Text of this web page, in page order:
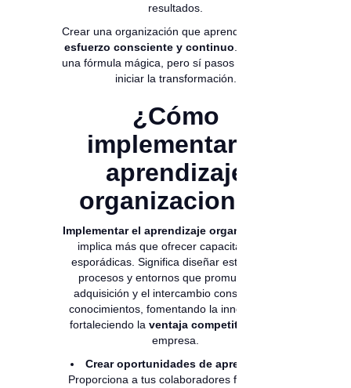
resultados.
Crear una organización que aprende requiere
esfuerzo consciente y continuo
una fórmula mágica, pero sí pasos clave para
iniciar la transformación.
¿Cómo
implementar el
aprendizaje
organizacional?
Implementar el aprendizaje organizacional
implica más que ofrecer capacitaciones
esporádicas. Significa diseñar estrategias,
procesos y entornos que promuevan la
adquisición y el intercambio constante de
conocimientos, fomentando la innovación y
fortaleciendo la ventaja competitiva
empresa.
Crear oportunidades de aprendizaje:
Proporciona a tus colaboradores formación